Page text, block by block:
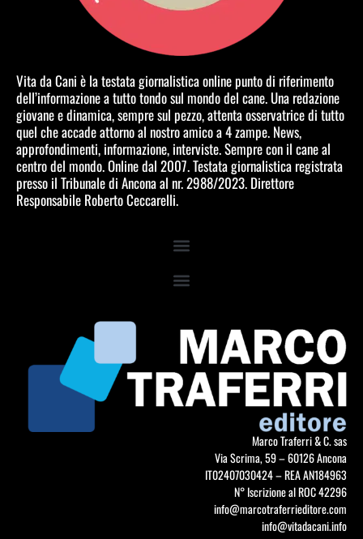
Vita da Cani è la testata giornalistica online punto di riferimento
dell’informazione a tutto tondo sul mondo del cane. Una redazione
giovane e dinamica, sempre sul pezzo, attenta osservatrice di tutto
quel che accade attorno al nostro amico a 4 zampe. News,
approfondimenti, informazione, interviste. Sempre con il cane al
centro del mondo. Online dal 2007. Testata giornalistica registrata
presso il Tribunale di Ancona al nr. 2988/2023. Direttore
Responsabile Roberto Ceccarelli.
Marco Traferri & C. sas
Via Scrima, 59 – 60126 Ancona
IT02407030424 – REA AN184963
N° Iscrizione al ROC 42296
info@marcotraferrieditore.com
info@vitadacani.info